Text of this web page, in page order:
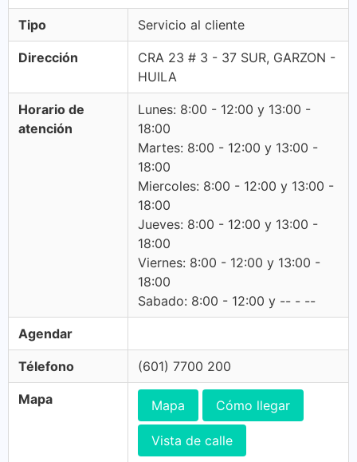
Tipo Servicio al cliente
Dirección
CRA 23 # 3 - 37 SUR, GARZON -
HUILA
Horario de
atención
Lunes: 8:00 - 12:00 y 13:00 -
18:00
Martes: 8:00 - 12:00 y 13:00 -
18:00
Miercoles: 8:00 - 12:00 y 13:00 -
18:00
Jueves: 8:00 - 12:00 y 13:00 -
18:00
Viernes: 8:00 - 12:00 y 13:00 -
18:00
Sabado: 8:00 - 12:00 y -- - --
Agendar
Télefono (601) 7700 200
Mapa Mapa Cómo llegar
Vista de calle